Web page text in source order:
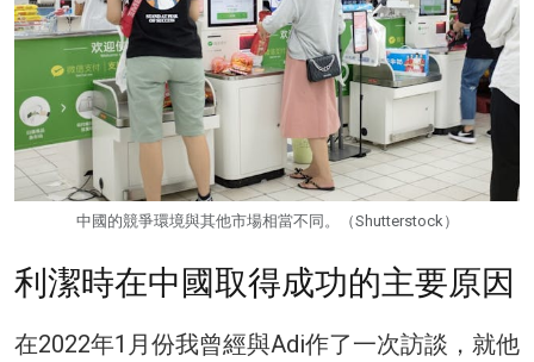
中國的競爭環境與其他市場相當不同。（Shutterstock）
利潔時在中國取得成功的主要原因
在2022年1月份我曾經與Adi作了一次訪談，就他